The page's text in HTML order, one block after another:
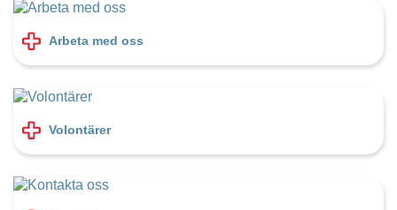
Arbeta med oss
Volontärer